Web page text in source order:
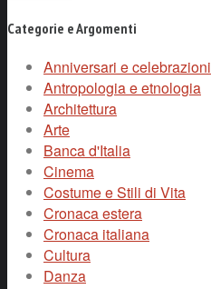
Categorie e Argomenti
Anniversari e celebrazioni
Antropologia e etnologia
Architettura
Arte
Banca d'Italia
Cinema
Costume e Stili di Vita
Cronaca estera
Cronaca italiana
Cultura
Danza